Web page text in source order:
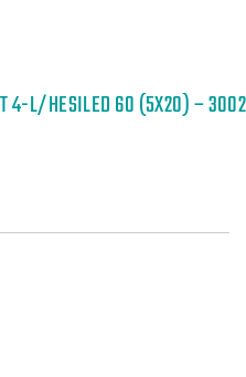
L/HESILED 60 (5X20) –